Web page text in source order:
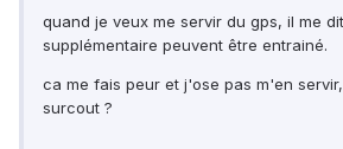
quand je veux me servir du gps, il me
supplémentaire peuvent être entrainé.
ca me fais peur et j'ose pas m'en
surcout ?